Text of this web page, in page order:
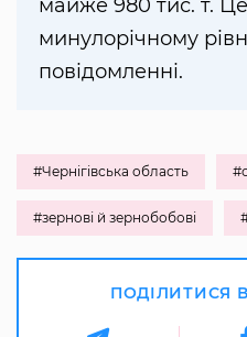
майже 980 тис. т. Це
минулорічному
повідомленні.
#Чернігівська область
#зернові й зернобобові
ПОДІЛИТИСЯ